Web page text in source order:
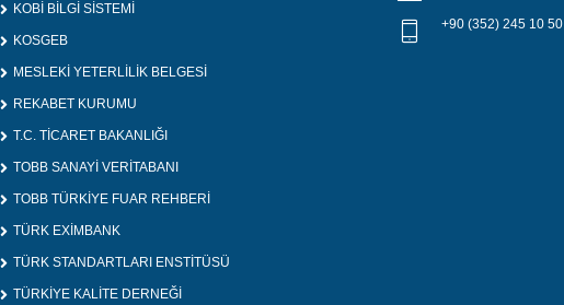
KOBİ BİLGİ SİSTEMİ
KOSGEB
MESLEKİ YETERLİLİK BELGESİ
REKABET KURUMU
T.C. TİCARET BAKANLIĞI
TOBB SANAYİ VERİTABANI
TOBB TÜRKİYE FUAR REHBERİ
TÜRK EXİMBANK
TÜRK STANDARTLARI ENSTİTÜSÜ
TÜRKİYE KALİTE DERNEĞİ
+90 (352) 245 10 50